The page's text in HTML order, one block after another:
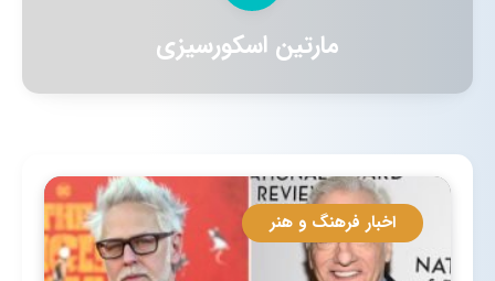
مارتین اسکورسیزی
اخبار فرهنگ و هنر